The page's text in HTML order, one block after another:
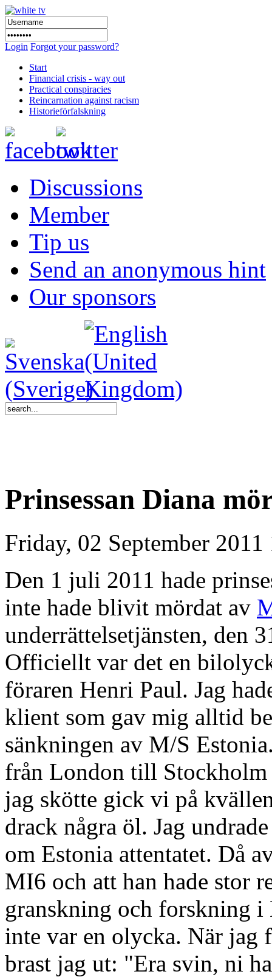
Login Forgot your password?
Start
Financial crisis - way out
Practical conspiracies
Reincarnation against racism
Historieförfalskning
Discussions
Member
Tip us
Send an anonymous hint
Our sponsors
Prinsessan Diana
Friday, 02 September 2011
Den 1 juli 2011 hade
inte hade blivit mördat av
underrättelsetjänsten, den
Officiellt var det en
föraren Henri Paul. Jag
klient som gav mig alltid
sänkningen av M/S
från London till
jag skötte gick vi på
drack några öl. Jag
om Estonia attentatet. Då
MI6 och att han hade stor
granskning och forskning i
inte var en olycka. När
brast jag ut: "Era svin, ni